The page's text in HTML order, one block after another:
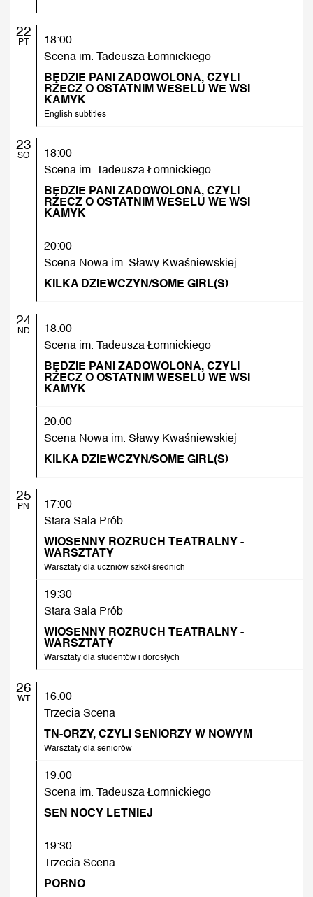
22
PT
BĘDZIE PANI ZADOWOLONA, CZYLI
RZECZ O OSTATNIM WESELU WE WSI
KAMYK
English subtitles
18:00
Scena im. Tadeusza Łomnickiego
23
SO
BĘDZIE PANI ZADOWOLONA, CZYLI
RZECZ O OSTATNIM WESELU WE WSI
KAMYK
18:00
Scena im. Tadeusza Łomnickiego
KILKA DZIEWCZYN/SOME GIRL(S)
20:00
Scena Nowa im. Sławy Kwaśniewskiej
24
ND
BĘDZIE PANI ZADOWOLONA, CZYLI
RZECZ O OSTATNIM WESELU WE WSI
KAMYK
18:00
Scena im. Tadeusza Łomnickiego
KILKA DZIEWCZYN/SOME GIRL(S)
20:00
Scena Nowa im. Sławy Kwaśniewskiej
25
PN
WIOSENNY ROZRUCH TEATRALNY -
WARSZTATY
Warsztaty dla uczniów szkół średnich
17:00
Stara Sala Prób
WIOSENNY ROZRUCH TEATRALNY -
WARSZTATY
Warsztaty dla studentów i dorosłych
19:30
Stara Sala Prób
26
WT
TN-ORZY, CZYLI SENIORZY W NOWYM
Warsztaty dla seniorów
16:00
Trzecia Scena
SEN NOCY LETNIEJ
19:00
Scena im. Tadeusza Łomnickiego
PORNO
19:30
Trzecia Scena